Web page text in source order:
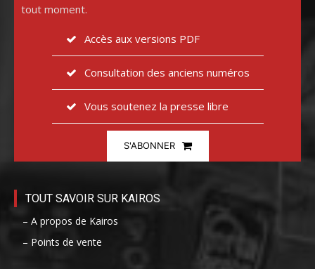
tout moment.
Accès aux versions PDF
Consultation des anciens numéros
Vous soutenez la presse libre
S'ABONNER
TOUT SAVOIR SUR KAIROS
– A propos de Kairos
– Points de vente